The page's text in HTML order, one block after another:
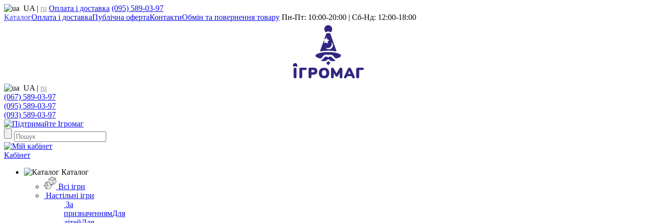
UA | ru Оплата і доставка (095) 589-03-97
КаталогОплата і доставкаПублічна офертаКонтактиОбмін та повернення товару Пн-Пт: 10:00-20:00 | Сб-Нд: 12:00-18:00
UA | ru
(067) 589-03-97
(095) 589-03-97
(093) 589-03-97
Кабінет
Каталог
Всі ігри
Настільні ігри
За
призначеннямДля